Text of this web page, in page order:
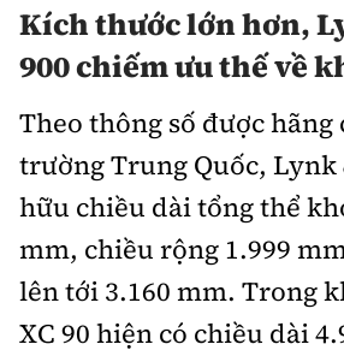
Liên hệ quảng cáo phát hành:
Email:
bandoc@baoxaydung.vn
Kích thước lớn hơn,
900 chiếm ưu thế về
Theo thông số được
trường Trung Quốc, Lynk
hữu chiều dài tổng thể
mm, chiều rộng 1.999
lên tới 3.160 mm. Trong
XC 90 hiện có chiều dài